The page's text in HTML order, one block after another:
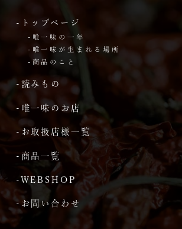
-トップページ
-唯一味の一年
-唯一味が生まれる場所
-商品のこと
-読みもの
-唯一味のお店
-お取扱店様一覧
-商品一覧
-WEBSHOP
-お問い合わせ